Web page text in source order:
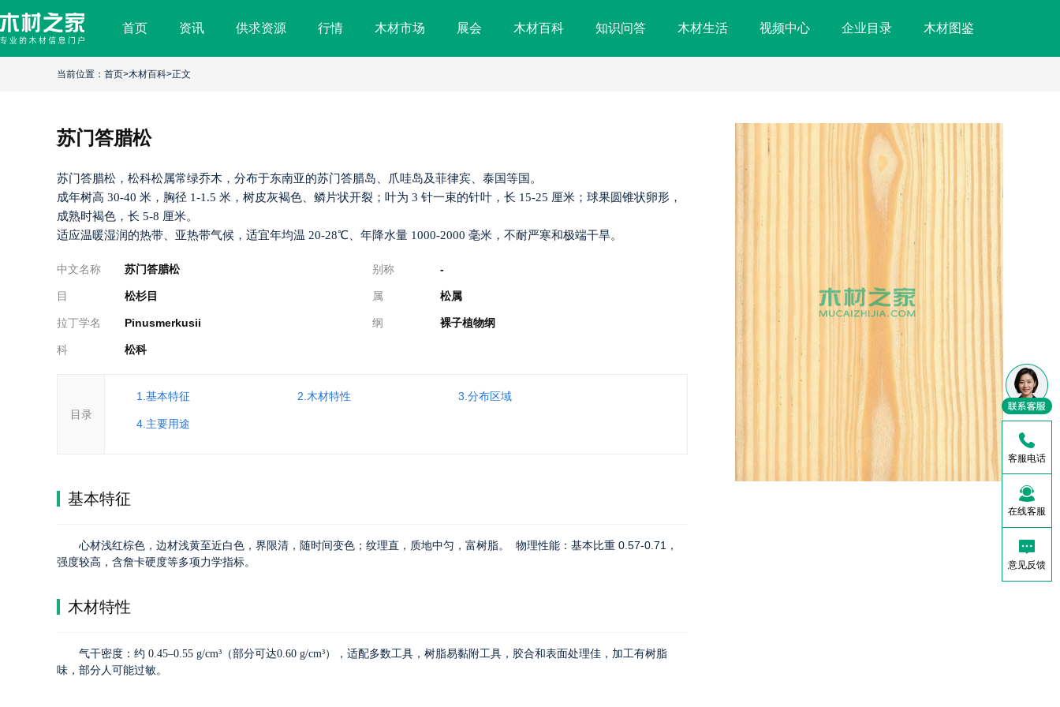
首页 资讯 供求资源 行情 木材市场 展会 木材百科 知识问答 木材生活 视频中心 企业目录 木材图鉴
客服电话
在线客服
意见反馈
当前位置： 首页>木材百科>正文
苏门答腊松
苏门答腊松，松科松属常绿乔木，分布于东南亚的苏门答腊岛、爪哇岛及菲律宾、泰国等国。​
成年树高 30-40 米，胸径 1-1.5 米，树皮灰褐色、鳞片状开裂；叶为 3 针一束的针叶，长 15-25 厘米；球果圆锥状卵形，
成熟时褐色，长 5-8 厘米。​
适应温暖湿润的热带、亚热带气候，适宜年均温 20-28℃、年降水量 1000-2000 毫米，不耐严寒和极端干旱。
中文名称 苏门答腊松 别称 -
目 松杉目 属 松属
拉丁学名 Pinusmerkusii 纲 裸子植物纲
科 松科
目录
1.基本特征 2.木材特性 3.分布区域
4.主要用途
基本特征
心材浅红棕色，边材浅黄至近白色，界限清，随时间变色；纹理直，质地中匀，富树脂。​ 物理性能：基本比重 0.57-0.71，
强度较高，含詹卡硬度等多项力学指标。
木材特性
气干密度：约 0.45–0.55 g/cm³（部分可达0.60 g/cm³） ​， 适配多数工具，树脂易黏附工具，胶合和表面处理佳，加工有树脂
味，部分人可能过敏。